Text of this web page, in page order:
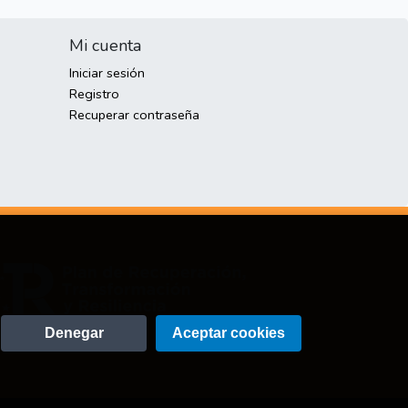
Mi cuenta
Iniciar sesión
Registro
Recuperar contraseña
Denegar Aceptar cookies